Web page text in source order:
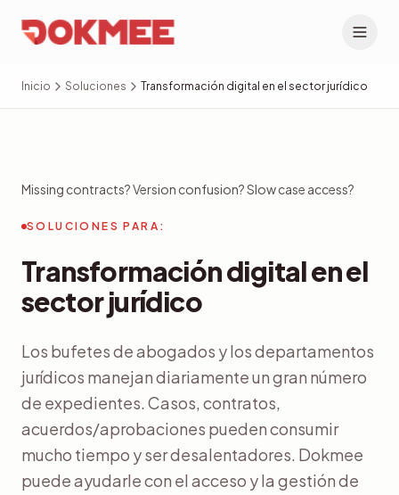
Inicio Soluciones Transformación digital en el sector jurídico
Missing contracts? Version confusion? Slow case access?
SOLUCIONES PARA:
Transformación digital en el
sector jurídico
Los bufetes de abogados y los departamentos
jurídicos manejan diariamente un gran número
de expedientes. Casos, contratos,
acuerdos/aprobaciones pueden consumir
mucho tiempo y ser desalentadores. Dokmee
puede ayudarle con el acceso y la gestión de